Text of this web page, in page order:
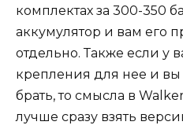
комплектах за 300-350
аккумулятор и вам его
отдельно. Также если у
крепления для нее и вы
брать, то смысла в
лучше сразу взять